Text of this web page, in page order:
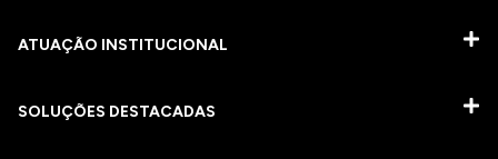
ATUAÇÃO INSTITUCIONAL
SOLUÇÕES DESTACADAS